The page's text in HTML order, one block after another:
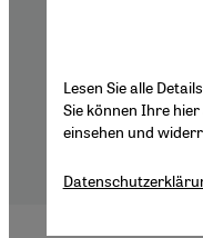
Lesen Sie alle
Sie können Ihre
einsehen und